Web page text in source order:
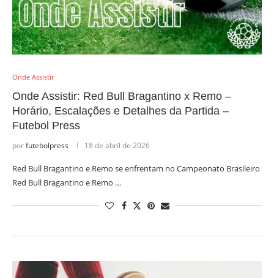
Onde Assistir
Onde Assistir: Red Bull Bragantino x Remo –
Horário, Escalações e Detalhes da Partida –
Futebol Press
porfutebolpress 18 de abril de 2026
Red Bull Bragantino e Remo se enfrentam no Campeonato Brasileiro
Red Bull Bragantino e Remo …